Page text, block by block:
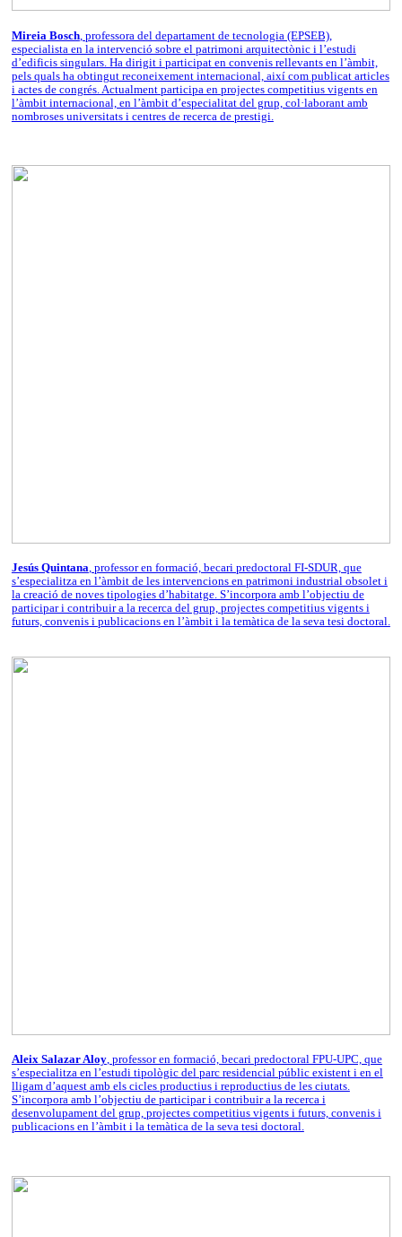
Mireia Bosch, professora del departament de tecnologia (EPSEB),
especialista en la intervenció sobre el patrimoni arquitectònic i l’estudi
d’edificis singulars. Ha dirigit i participat en convenis rellevants en l’àmbit,
pels quals ha obtingut reconeixement internacional, així com publicat articles
i actes de congrés. Actualment participa en projectes competitius vigents en
l’àmbit internacional, en l’àmbit d’especialitat del grup, col·laborant amb
nombroses universitats i centres de recerca de prestigi.
Jesús Quintana, professor en formació, becari predoctoral FI-SDUR, que
s’especialitza en l’àmbit de les intervencions en patrimoni industrial obsolet i
la creació de noves tipologies d’habitatge. S’incorpora amb l’objectiu de
participar i contribuir a la recerca del grup, projectes competitius vigents i
futurs, convenis i publicacions en l’àmbit i la temàtica de la seva tesi doctoral.
Aleix Salazar Aloy, professor en formació, becari predoctoral FPU-UPC, que
s’especialitza en l’estudi tipològic del parc residencial públic existent i en el
lligam d’aquest amb els cicles productius i reproductius de les ciutats.
S’incorpora amb l’objectiu de participar i contribuir a la recerca i
desenvolupament del grup, projectes competitius vigents i futurs, convenis i
publicacions en l’àmbit i la temàtica de la seva tesi doctoral.